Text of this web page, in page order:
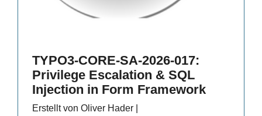
TYPO3-CORE-SA-2026-017:
Privilege Escalation & SQL
Injection in Form Framework
Erstellt von Oliver Hader |